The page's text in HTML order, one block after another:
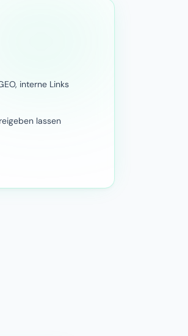
interne Links
lassen